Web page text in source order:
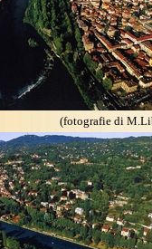
(fotografie di